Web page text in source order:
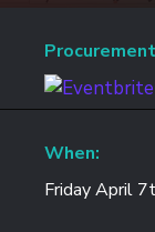
When:
Friday April